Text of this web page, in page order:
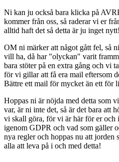
Ni kan ju också bara klicka på
kommer från oss, så raderar vi er
alltid haft det så detta är ju inget nytt!
OM ni märker att något gått fel, så
vill ha, då har "olyckan" varit
bara stöter på en extra gång och vi
för vi gillar att få era mail eftersom
Bättre ett mail för mycket än ett för
Hoppas ni är nöjda med detta som
var, är ni inte det, så är det bara att
vi skall göra, för vi är här för er och
igenom GDPR och vad som gäller
nya regler och hoppas nu att jorden
alla att leva på i och med detta!